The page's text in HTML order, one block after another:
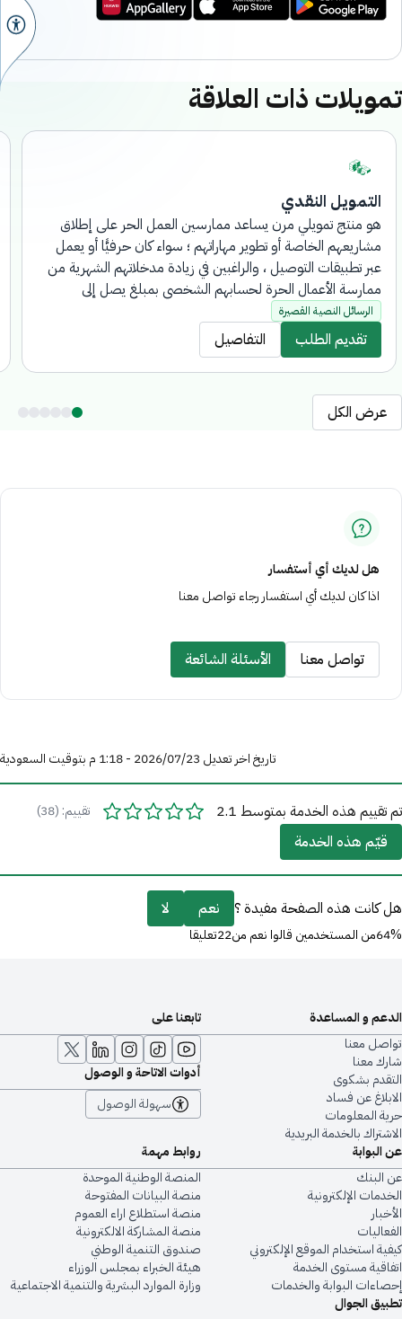
تمويلات ذات العلاقة
التمويل النقدي
هو منتج تمويلي مرن يساعد ممارسين العمل الحر على إطلاق
مشاريعهم الخاصة أو تطوير مهاراتهم ؛ سواء كان حرفيًّا أو يعمل
عبر تطبيقات التوصيل ، والراغبين في زيادة مدخلاتهم الشهرية من
ممارسة الأعمال الحرة لحسابهم الشخصي بمبلغ يصل إلى
أقصى ، تُخصم من مبلغ التمويل. يتم التقديم على المنتج إلكترونيًا
بالكامل، دون الحاجة لزيارة فروع البنك.
الرسائل النصية القصيرة
تقديم الطلب التفاصيل
عرض الكل
هل لديك أي أستفسار
اذا كان لديك أي استفسار رجاء تواصل معنا
تواصل معنا الأسئلة الشائعة
تاريخ اخر تعديل 23‏/07‏/2026 - 1:18 م بتوقيت السعودية
تم تقييم هذه الخدمة بمتوسط 2.1 تقييم: (38)
قيّم هذه الخدمة
هل كانت هذه الصفحة مفيدة ؟ نعم لا
64%من المستخدمين قالوا نعم من22تعليقا
عن البوابة
عن البنك
الخدمات الإلكترونية
الأخبار
الفعاليات
كيفية استخدام الموقع الإلكتروني
اتفاقية مستوى الخدمة
إحصاءات البوابة والخدمات
روابط مهمة
المنصة الوطنية الموحدة
منصة البيانات المفتوحة
منصة استطلاع اراء العموم
منصة المشاركة الالكترونية
صندوق التنمية الوطني
هيئة الخبراء بمجلس الوزراء
وزارة الموارد البشرية والتنمية الاجتماعية
الدعم و المساعدة
تواصل معنا
شارك معنا
التقدم بشكوى
الابلاغ عن فساد
حرية المعلومات
الاشتراك بالخدمة البريدية
تابعنا على
أدوات الاتاحة و الوصول
سهولة الوصول
تطبيق الجوال